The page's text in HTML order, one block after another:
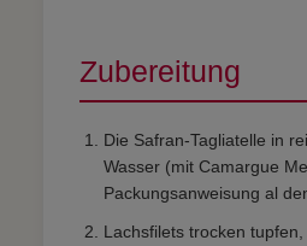
Zubereitung
Die Safran-Tagliatelle in
Wasser (mit Camargue
Packungsanweisung al
Lachsfilets trocken